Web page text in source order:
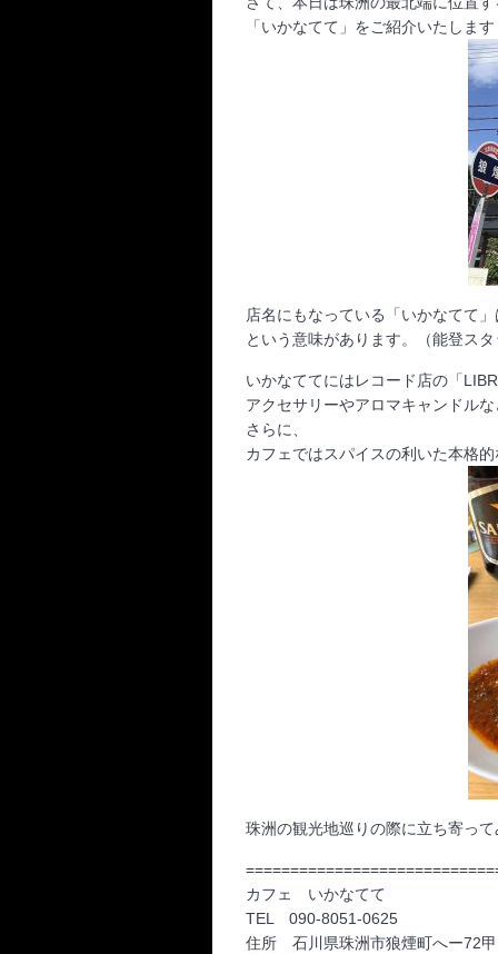
「いかなてて」をご紹介いたしま
店名にもなっている「いかなてて
という意味があります。（能登ス
いかなててにはレコード店の「
アクセサリーやアロマキャンドル
さらに、
カフェではスパイスの利いた本格
珠洲の観光地巡りの際に立ち寄っ
カフェ いかなてて
TEL 090-8051-0625
住所 石川県珠洲市狼煙町へー72甲